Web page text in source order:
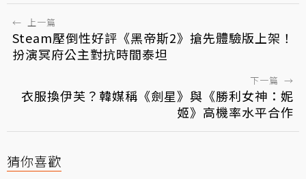
← 上一篇
Steam壓倒性好評《黑帝斯2》搶先體驗版上架！
扮演冥府公主對抗時間泰坦
下一篇 →
衣服換伊芙？韓媒稱《劍星》與《勝利女神：妮
姬》高機率水平合作
猜你喜歡